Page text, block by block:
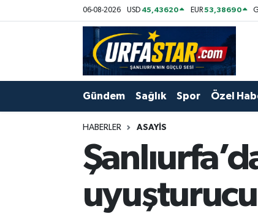
06-08-2026 USD 45,43620 EUR53,38690
Gündem Sağlık Spor Özel
HABERLER ASAYİS
uyuşturucu
Şanlıurfa Nöbetçi Eczaneler
Şanlıurfa Hava Durumu
Süper Lig Puan Durumu ve Fikstür
Tüm Manşetler